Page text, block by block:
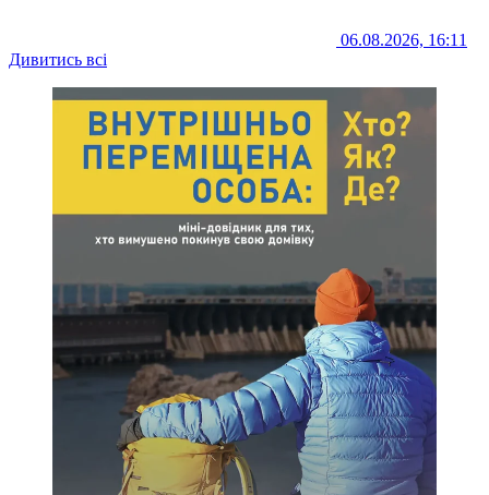
06.08.2026, 16:11
Дивитись всі